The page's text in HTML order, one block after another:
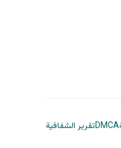
DMCAتقرير الشفافية